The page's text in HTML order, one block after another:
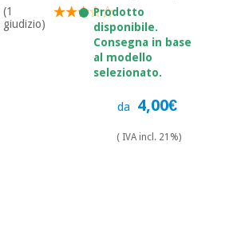
(1
giudizio)
Prodotto
disponibile.
Consegna in base
al modello
selezionato.
da 4,00€
( IVA incl. 21%)